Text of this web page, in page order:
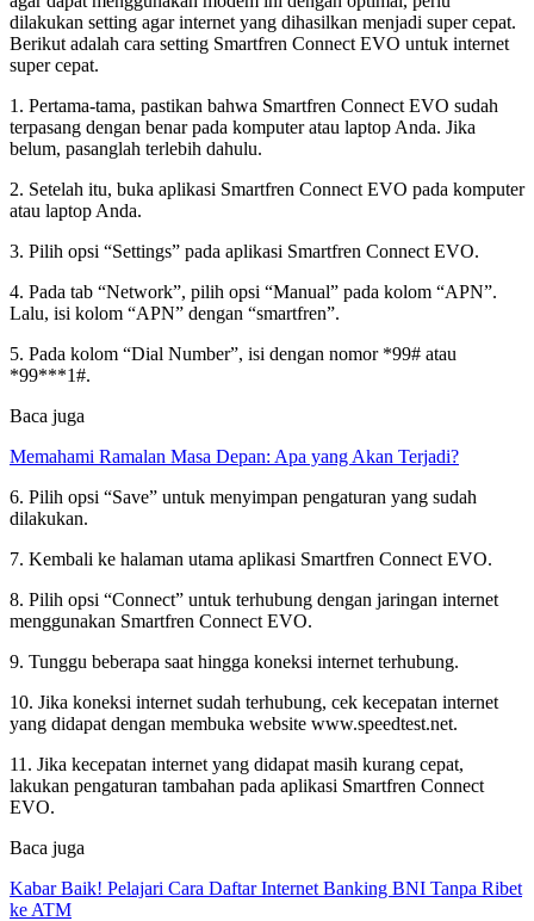
dilakukan setting agar internet yang dihasilkan menjadi super cepat.
Berikut adalah cara setting Smartfren Connect EVO untuk internet
super cepat.
1. Pertama-tama, pastikan bahwa Smartfren Connect EVO sudah
terpasang dengan benar pada komputer atau laptop Anda. Jika
belum, pasanglah terlebih dahulu.
2. Setelah itu, buka aplikasi Smartfren Connect EVO pada komputer
atau laptop Anda.
3. Pilih opsi “Settings” pada aplikasi Smartfren Connect EVO.
4. Pada tab “Network”, pilih opsi “Manual” pada kolom “APN”.
Lalu, isi kolom “APN” dengan “smartfren”.
5. Pada kolom “Dial Number”, isi dengan nomor *99# atau
*99***1#.
Baca juga
Memahami Ramalan Masa Depan: Apa yang Akan Terjadi?
6. Pilih opsi “Save” untuk menyimpan pengaturan yang sudah
dilakukan.
7. Kembali ke halaman utama aplikasi Smartfren Connect EVO.
8. Pilih opsi “Connect” untuk terhubung dengan jaringan internet
menggunakan Smartfren Connect EVO.
9. Tunggu beberapa saat hingga koneksi internet terhubung.
10. Jika koneksi internet sudah terhubung, cek kecepatan internet
yang didapat dengan membuka website www.speedtest.net.
11. Jika kecepatan internet yang didapat masih kurang cepat,
lakukan pengaturan tambahan pada aplikasi Smartfren Connect
EVO.
Baca juga
Kabar Baik! Pelajari Cara Daftar Internet Banking BNI Tanpa Ribet
ke ATM